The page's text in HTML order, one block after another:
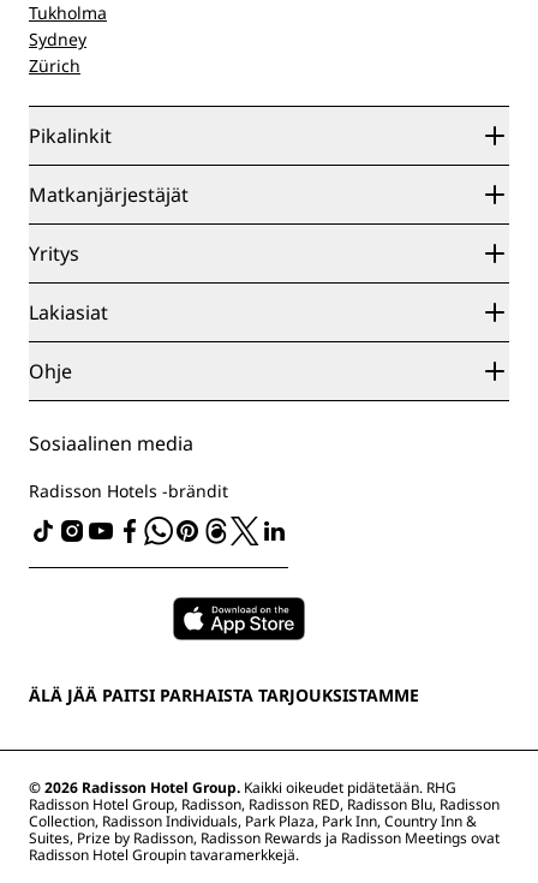
Tukholma
Sydney
Zürich
Pikalinkit
Radisson Rewards
Blog
Kohteet
Radisson Hotels -sovellus
Sports Approved -hotellit
Perheystävälliset hotellit
Terveys ja turvallisuus
Matkanjärjestäjät
Yhteistyökumppanit
Yritys
Radisson Hotel Group
Työpaikat RHG
Työpaikat PPHE
The Club by RHG
Vastuullinen liiketoiminta
Hankinta
Lakiasiat
Tietosuojakeskus
Sivuston käyttösopimus
Nykyajan orjuutta koskeva lausunto
Ohje
Ota yhteyttä
Sivustokartta
Sosiaalinen media
Radisson Hotels -brändit
ÄLÄ JÄÄ PAITSI PARHAISTA TARJOUKSISTAMME
© 2026 Radisson Hotel Group. Kaikki oikeudet pidätetään. RHG
Radisson Hotel Group, Radisson, Radisson RED, Radisson Blu, Radisson
Collection, Radisson Individuals, Park Plaza, Park Inn, Country Inn &
Suites, Prize by Radisson, Radisson Rewards ja Radisson Meetings ovat
Radisson Hotel Groupin tavaramerkkejä.